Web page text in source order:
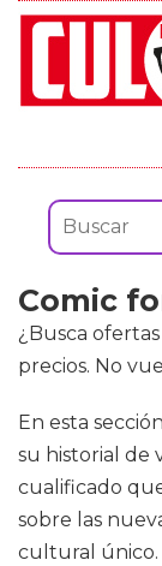
Comic
¿Busca
precios. No
En esta
su historial de
cualificado
sobre las
cultural único.